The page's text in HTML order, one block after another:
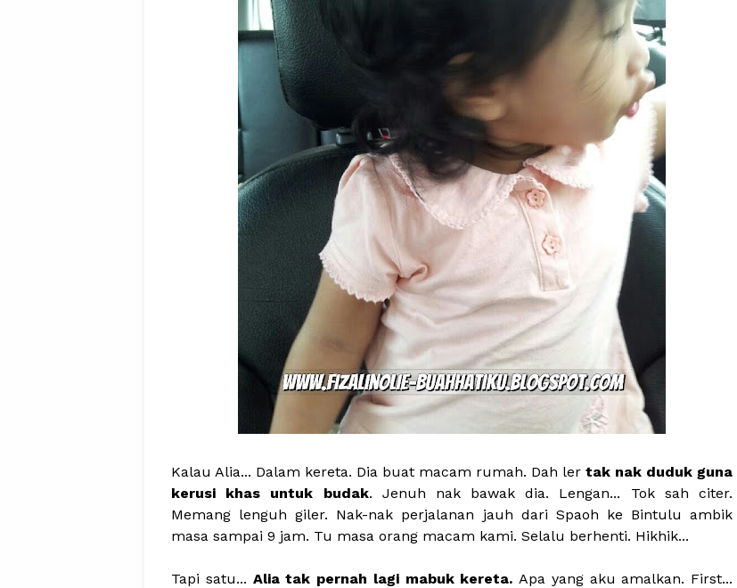
Kalau Alia... Dalam kereta. Dia buat macam rumah. Dah ler tak nak duduk guna
kerusi khas untuk budak. Jenuh nak bawak dia. Lengan... Tok sah citer.
Memang lenguh giler. Nak-nak perjalanan jauh dari Spaoh ke Bintulu ambik
masa sampai 9 jam. Tu masa orang macam kami. Selalu berhenti. Hikhik...
Tapi satu... Alia tak pernah lagi mabuk kereta. Apa yang aku amalkan. First...